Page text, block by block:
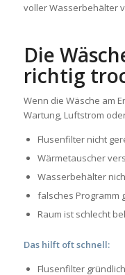
voller Wasserbehälter
Die
richtig
Wenn die Wäsche am
Wartung, Luftstrom
Flusenfilter nicht
Wärmetauscher
Wasserbehälter
falsches Programm
Raum ist schlecht
Das hilft oft schnell:
Flusenfilter